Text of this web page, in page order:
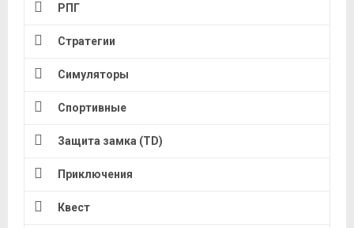
РПГ
Стратегии
Симуляторы
Спортивные
Защита замка (TD)
Приключения
Квест